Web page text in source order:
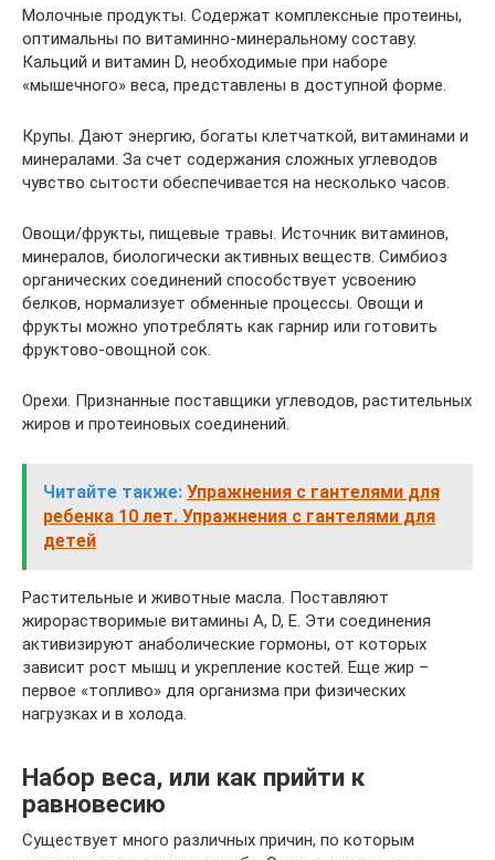
Молочные продукты. Содержат комплексные протеины,
оптимальны по витаминно-минеральному составу.
Кальций и витамин D, необходимые при наборе
«мышечного» веса, представлены в доступной форме.
Крупы. Дают энергию, богаты клетчаткой, витаминами и
минералами. За счет содержания сложных углеводов
чувство сытости обеспечивается на несколько часов.
Овощи/фрукты, пищевые травы. Источник витаминов,
минералов, биологически активных веществ. Симбиоз
органических соединений способствует усвоению
белков, нормализует обменные процессы. Овощи и
фрукты можно употреблять как гарнир или готовить
фруктово-овощной сок.
Орехи. Признанные поставщики углеводов, растительных
жиров и протеиновых соединений.
Читайте также: Упражнения с гантелями для
ребенка 10 лет. Упражнения с гантелями для
детей
Растительные и животные масла. Поставляют
жирорастворимые витамины A, D, E. Эти соединения
активизируют анаболические гормоны, от которых
зависит рост мышц и укрепление костей. Еще жир –
первое «топливо» для организма при физических
нагрузках и в холода.
Набор веса, или как прийти к
равновесию
Существует много различных причин, по которым